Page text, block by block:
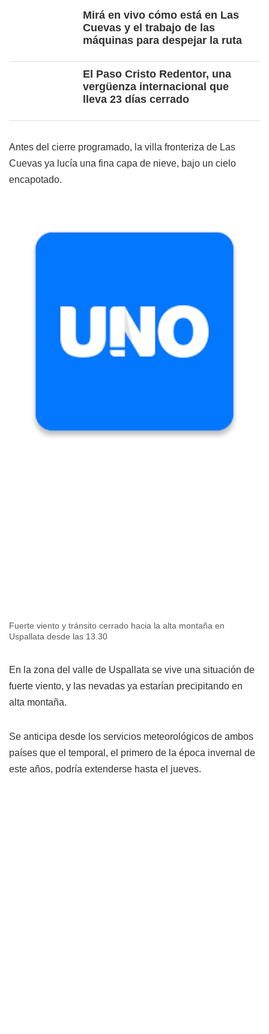
Mirá en vivo cómo está en Las
Cuevas y el trabajo de las
máquinas para despejar la ruta
El Paso Cristo Redentor, una
vergüenza internacional que
lleva 23 días cerrado
Antes del cierre programado, la villa fronteriza de Las
Cuevas ya lucía una fina capa de nieve, bajo un cielo
encapotado.
Fuerte viento y tránsito cerrado hacia la alta montaña en
Uspallata desde las 13.30
En la zona del valle de Uspallata se vive una situación de
fuerte viento, y las nevadas ya estarían precipitando en
alta montaña.
Se anticipa desde los servicios meteorológicos de ambos
países que el temporal, el primero de la época invernal de
este años, podría extenderse hasta el jueves.